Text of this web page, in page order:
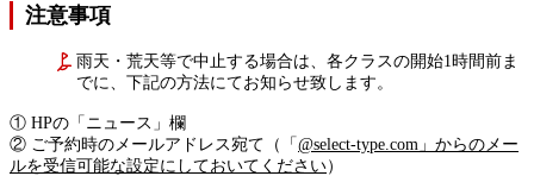
注意事項
雨天・荒天等で中止する場合は、各クラスの開始1時間前ま
でに、下記の方法にてお知らせ致します。
① HPの「ニュース」欄
② ご予約時のメールアドレス宛て（「@select-type.com」からのメー
ルを受信可能な設定にしておいてください）